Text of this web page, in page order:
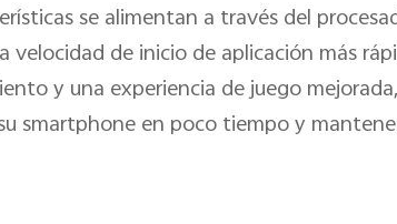
se alimentan a través del
velocidad de inicio de aplicación más
y una experiencia de juego
smartphone en poco tiempo y